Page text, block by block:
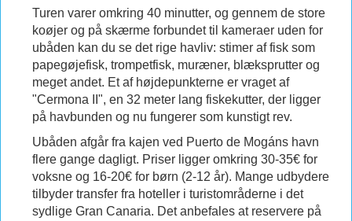
Turen varer omkring 40 minutter, og gennem de store
koøjer og på skærme forbundet til kameraer uden for
ubåden kan du se det rige havliv: stimer af fisk som
papegøjefisk, trompetfisk, muræner, blæksprutter og
meget andet. Et af højdepunkterne er vraget af
"Cermona II", en 32 meter lang fiskekutter, der ligger
på havbunden og nu fungerer som kunstigt rev.
Ubåden afgår fra kajen ved Puerto de Mogáns havn
flere gange dagligt. Priser ligger omkring 30-35€ for
voksne og 16-20€ for børn (2-12 år). Mange udbydere
tilbyder transfer fra hoteller i turistområderne i det
sydlige Gran Canaria. Det anbefales at reservere på